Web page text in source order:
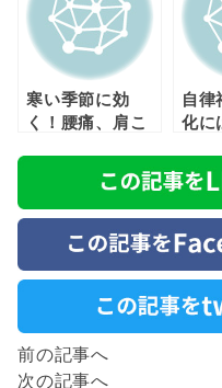
寒い季節に効
く！腰痛、肩こ
自律
化に
前の記事へ
次の記事へ